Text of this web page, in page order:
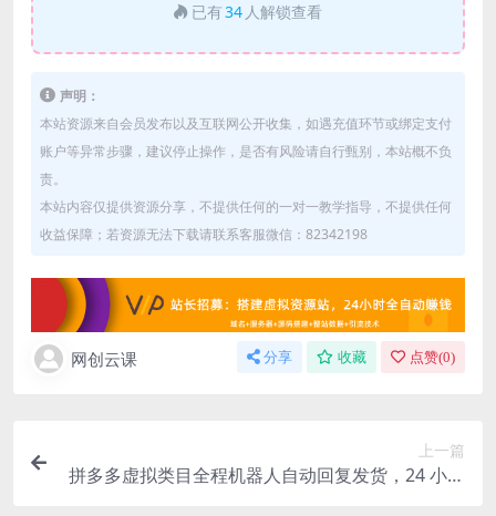
已有34 人解锁查看
声明：
本站资源来自会员发布以及互联网公开收集，如遇充值环节或绑定支付
账户等异常步骤，建议停止操作，是否有风险请自行甄别，本站概不负
责。
本站内容仅提供资源分享，不提供任何的一对一教学指导，不提供任何
收益保障；若资源无法下载请联系客服微信：82342198
网创云课 分享 收藏 点赞(0)
上一篇
拼多多虚拟类目全程机器人自动回复发货，24 小时